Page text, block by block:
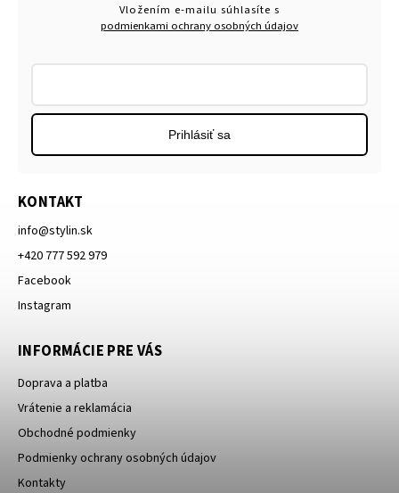
KONTAKT
info@stylin.sk
+420 777 592 979
Facebook
Instagram
INFORMÁCIE PRE VÁS
Doprava a platba
Vrátenie a reklamácia
Obchodné podmienky
Podmienky ochrany osobných údajov
Kontakty
Vložením e-mailu súhlasíte s
podmienkami ochrany osobných údajov
Prihlásiť sa